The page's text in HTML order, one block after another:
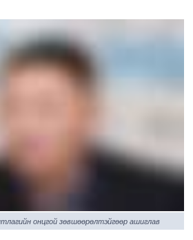
онцгой зөвшөөрөлтэйгөөр ашиглав